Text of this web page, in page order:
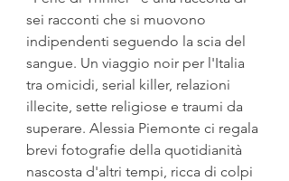
sei racconti che si muovono
indipendenti seguendo la scia del
sangue. Un viaggio noir per l'Italia
tra omicidi, serial killer, relazioni
illecite, sette religiose e traumi da
superare. Alessia Piemonte ci regala
brevi fotografie della quotidianità
nascosta d'altri tempi, ricca di colpi